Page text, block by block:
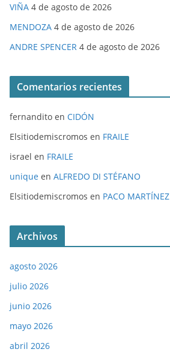
VIÑA 4 de agosto de 2026
MENDOZA 4 de agosto de 2026
ANDRE SPENCER 4 de agosto de 2026
Comentarios recientes
fernandito en CIDÓN
Elsitiodemiscromos en FRAILE
israel en FRAILE
unique en ALFREDO DI STÉFANO
Elsitiodemiscromos en PACO MARTÍNEZ
Archivos
agosto 2026
julio 2026
junio 2026
mayo 2026
abril 2026